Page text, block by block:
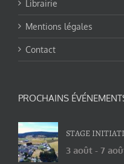
Librairie
Mentions légales
Contact
PROCHAINS
STAGE
3 août - 7